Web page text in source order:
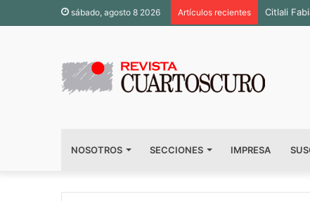
sábado, agosto 8 2026 Artículos recientes Citlali
NOSOTROS SECCIONES IMPRESA